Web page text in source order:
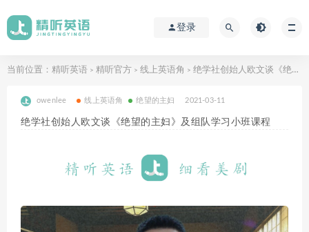
登录
当前位置： 精听英语 > 精听官方 > 线上英语角 > 绝学社创始人欧文谈《绝望的主妇》及组队学习小班课程
owenlee 线上英语角 绝望的主妇 2021-03-11
绝学社创始人欧文谈《绝望的主妇》及组队学习小班课程